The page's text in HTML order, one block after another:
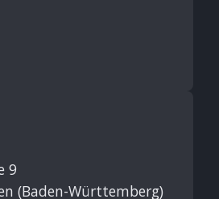
9
(Baden-Württemberg)